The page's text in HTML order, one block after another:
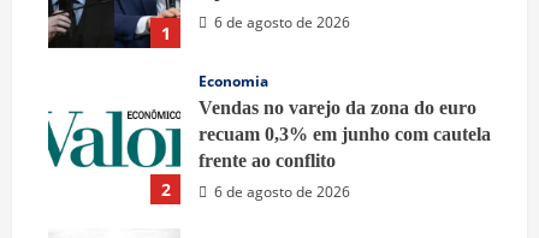
1
6 de agosto de 2026
2
Economia
Vendas no varejo da zona do euro
recuam 0,3% em junho com cautela
frente ao conflito
6 de agosto de 2026